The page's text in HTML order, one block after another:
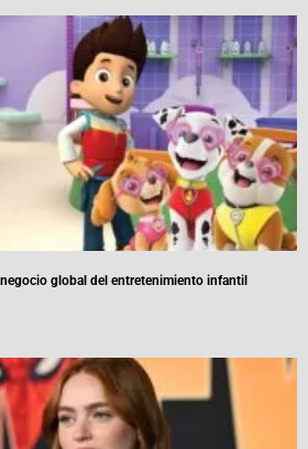
global del entretenimiento infantil